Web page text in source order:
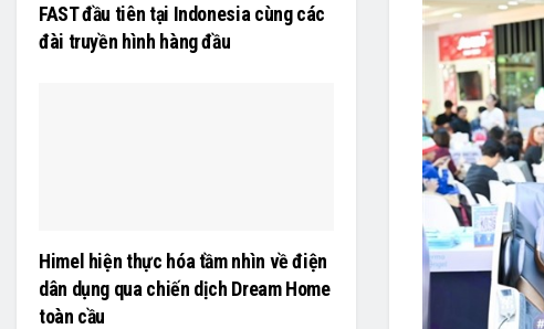
FAST đầu tiên tại Indonesia cùng các
đài truyền hình hàng đầu
Himel hiện thực hóa tầm nhìn về điện
dân dụng qua chiến dịch Dream Home
toàn cầu